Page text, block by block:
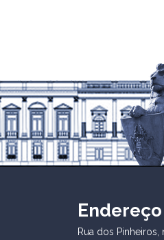
Endereço
Rua dos Pinheiros,